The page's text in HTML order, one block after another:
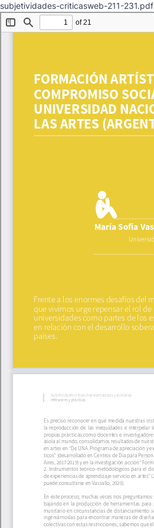
subjetividades-criticasweb-211-231.pdf